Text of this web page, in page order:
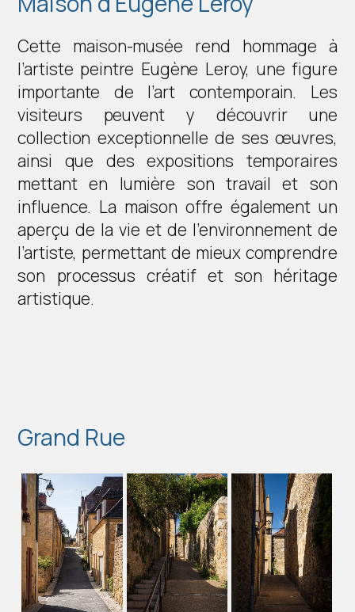
Cette maison-musée rend hommage à
l’artiste peintre Eugène Leroy, une figure
importante de l’art contemporain. Les
visiteurs peuvent y découvrir une
collection exceptionnelle de ses œuvres,
ainsi que des expositions temporaires
mettant en lumière son travail et son
influence. La maison offre également un
aperçu de la vie et de l’environnement de
l’artiste, permettant de mieux comprendre
son processus créatif et son héritage
artistique.
Grand Rue